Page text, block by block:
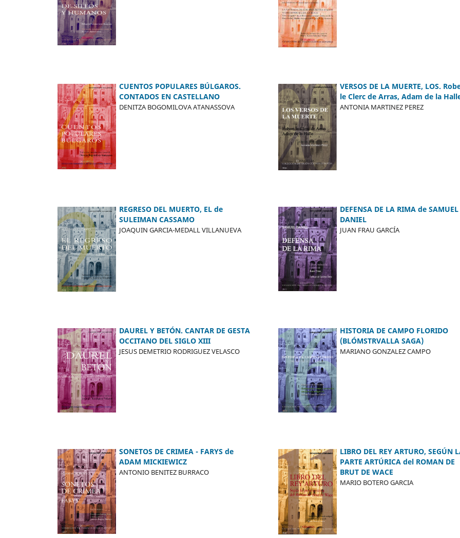
CUENTOS POPULARES BÚLGAROS.
CONTADOS EN CASTELLANO
DENITZA BOGOMILOVA ATANASSOVA
VERSOS DE LA MUERTE, LOS.
le Clerc de Arras, Adam de la
ANTONIA MARTINEZ PEREZ
REGRESO DEL MUERTO, EL de
SULEIMAN CASSAMO
JOAQUIN GARCIA-MEDALL VILLANUEVA
DEFENSA DE LA RIMA de SAMUEL
DANIEL
JUAN FRAU GARCÍA
DAUREL Y BETÓN. CANTAR DE GESTA
OCCITANO DEL SIGLO XIII
JESUS DEMETRIO RODRIGUEZ VELASCO
HISTORIA DE CAMPO FLORIDO
(BLÓMSTRVALLA SAGA)
MARIANO GONZALEZ CAMPO
SONETOS DE CRIMEA - FARYS de
ADAM MICKIEWICZ
ANTONIO BENITEZ BURRACO
LIBRO DEL REY ARTURO, SEGÚN
PARTE ARTÚRICA del ROMAN DE
BRUT DE WACE
MARIO BOTERO GARCIA